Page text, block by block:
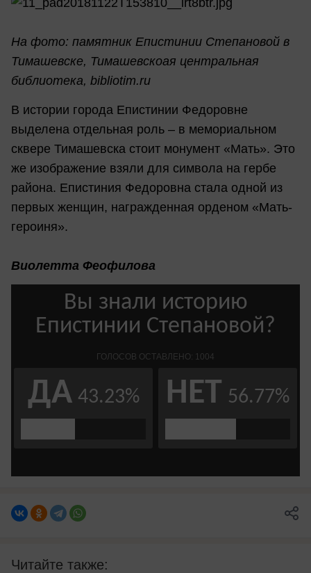
На фото: памятник Епистинии Степановой в
Тимашевске, Тимашевскоая центральная
библиотека, bibliotim.ru
В истории города Епистинии Федоровне
выделена отдельная роль – в мемориальном
сквере Тимашевска стоит монумент «Мать». Это
же изображение взяли для символа на гербе
района. Епистиния Федоровна стала одной из
первых женщин, награжденная орденом «Мать-
героиня».
Виолетта Феофилова
Читайте также: